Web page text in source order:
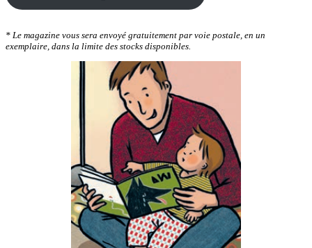
* Le magazine vous sera envoyé gratuitement par voie postale, en un
exemplaire, dans la limite des stocks disponibles.